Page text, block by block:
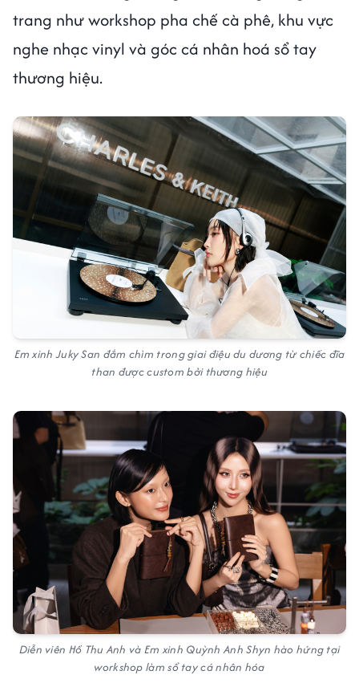
trang như workshop pha chế cà phê, khu vực
nghe nhạc vinyl và góc cá nhân hoá sổ tay
thương hiệu.
Em xinh Juky San đắm chìm trong giai điệu du dương từ chiếc đĩa
than được custom bởi thương hiệu
Diễn viên Hồ Thu Anh và Em xinh Quỳnh Anh Shyn hào hứng tại
workshop làm sổ tay cá nhân hóa